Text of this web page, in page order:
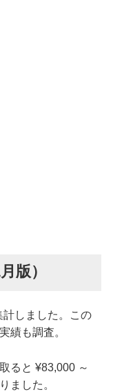
版）
しました。この
績も調査。
ると ¥83,000 ～
ました。